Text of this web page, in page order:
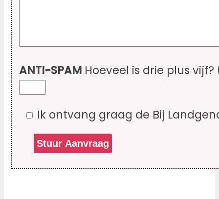
ANTI-SPAM Hoeveel is drie plus
Ik ontvang graag de Bij